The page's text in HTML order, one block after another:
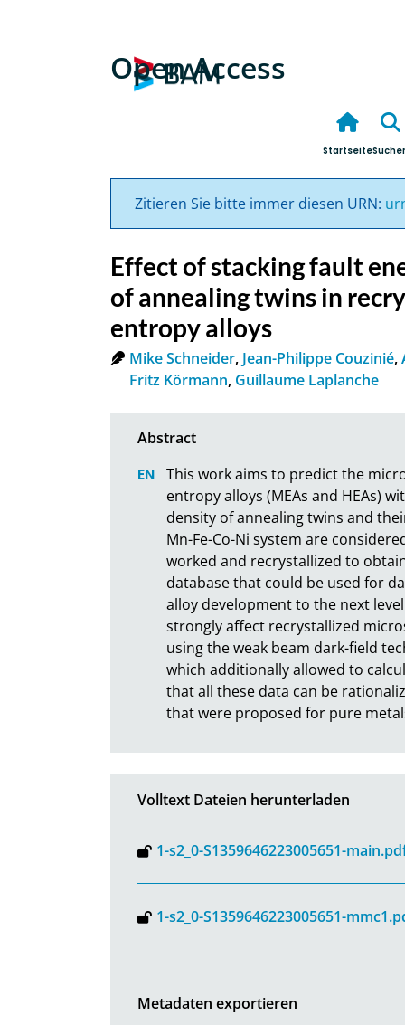
Open Access
Startseite
Zitieren Sie bitte immer diesen URN:
Effect of stacking fault
of annealing twins in
entropy alloys
Mike Schneider, Jean-Philippe Couzinié,
Fritz Körmann, Guillaume Laplanche
This work aims to predict the
entropy alloys (MEAs and HEAs)
density of annealing twins and
Mn-Fe-Co-Ni system are
worked and recrystallized to
database that could be used for
alloy development to the next
strongly affect recrystallized
using the weak beam dark-field
which additionally allowed to
that all these data can be
that were proposed for pure
Volltext Dateien herunterladen
1-s2_0-S1359646223005651-
1-s2_0-S1359646223005651-
Metadaten exportieren